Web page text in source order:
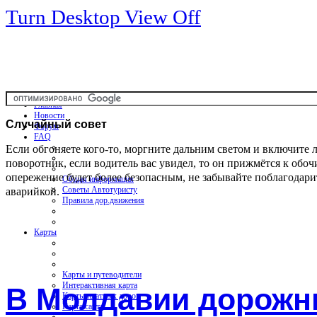
Turn Desktop View Off
Главная
Новости
Форум
FAQ
Общая информация
Советы Автотуристу
Правила дор.движения
Карты
Карты и путеводители
Интерактивная карта
Карты платных дорог
Карта сайта
Случайный совет
Если обгоняете кого-то, моргните дальним светом и включите
поворотник, если водитель вас увидел, то он прижмётся к
опережение будет более безопасным, не забывайте
аварийкой.
В Молдавии